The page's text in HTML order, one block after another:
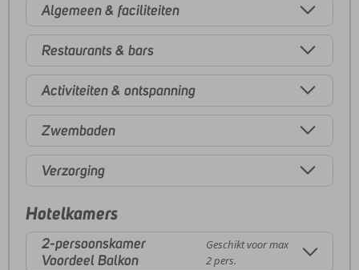
Algemeen & faciliteiten
Restaurants & bars
Activiteiten & ontspanning
Zwembaden
Verzorging
Hotelkamers
2-persoonskamer
Voordeel Balkon
Geschikt voor max
2 pers.